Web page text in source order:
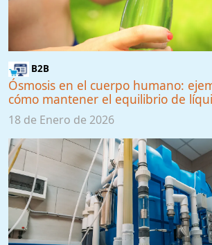
B2B
Ósmosis en el cuerpo humano:
cómo mantener el equilibrio de
18 de Enero de 2026